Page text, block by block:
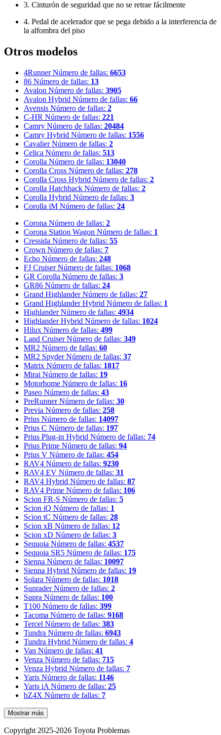
3. Cinturón de seguridad que no se retrae fácilmente
4. Pedal de acelerador que se pega debido a la interferencia de
la alfombra del piso
Otros modelos
4Runner Número de fallas: 6653
86 Número de fallas: 13
Avalon Número de fallas: 3905
Avalon Hybrid Número de fallas: 66
Avensis Número de fallas: 2
C-HR Número de fallas: 221
Camry Número de fallas: 20484
Camry Hybrid Número de fallas: 1556
Cavalier Número de fallas: 2
Celica Número de fallas: 513
Corolla Número de fallas: 13040
Corolla Cross Número de fallas: 278
Corolla Cross Hybrid Número de fallas: 2
Corolla Hatchback Número de fallas: 2
Corolla Hybrid Número de fallas: 3
Corolla iM Número de fallas: 24
Corona Número de fallas: 2
Corona Station Wagon Número de fallas: 1
Cressida Número de fallas: 55
Crown Número de fallas: 7
Echo Número de fallas: 248
FJ Cruiser Número de fallas: 1068
GR Corolla Número de fallas: 3
GR86 Número de fallas: 24
Grand Highlander Número de fallas: 27
Grand Highlander Hybrid Número de fallas: 1
Highlander Número de fallas: 4934
Highlander Hybrid Número de fallas: 1024
Hilux Número de fallas: 499
Land Cruiser Número de fallas: 349
MR2 Número de fallas: 60
MR2 Spyder Número de fallas: 37
Matrix Número de fallas: 1817
Mirai Número de fallas: 19
Motorhome Número de fallas: 16
Paseo Número de fallas: 43
PreRunner Número de fallas: 30
Previa Número de fallas: 258
Prius Número de fallas: 14097
Prius C Número de fallas: 197
Prius Plug-in Hybrid Número de fallas: 74
Prius Prime Número de fallas: 94
Prius V Número de fallas: 454
RAV4 Número de fallas: 9230
RAV4 EV Número de fallas: 31
RAV4 Hybrid Número de fallas: 87
RAV4 Prime Número de fallas: 106
Scion FR-S Número de fallas: 5
Scion iQ Número de fallas: 1
Scion tC Número de fallas: 28
Scion xB Número de fallas: 12
Scion xD Número de fallas: 3
Sequoia Número de fallas: 4537
Sequoia SR5 Número de fallas: 175
Sienna Número de fallas: 10097
Sienna Hybrid Número de fallas: 19
Solara Número de fallas: 1018
Sunrader Número de fallas: 2
Supra Número de fallas: 100
T100 Número de fallas: 399
Tacoma Número de fallas: 9168
Tercel Número de fallas: 383
Tundra Número de fallas: 6943
Tundra Hybrid Número de fallas: 4
Van Número de fallas: 41
Venza Número de fallas: 715
Venza Hybrid Número de fallas: 7
Yaris Número de fallas: 1146
Yaris iA Número de fallas: 25
bZ4X Número de fallas: 7
Mostrar más
Copyright 2025-2026 Toyota Problemas